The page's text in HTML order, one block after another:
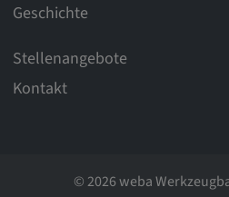
Geschichte
Stellenangebote
Kontakt
© 2026 weba